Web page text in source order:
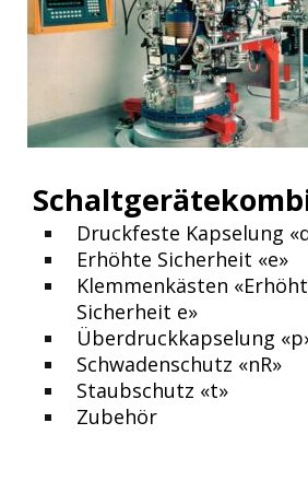
Druckfeste Kapselung
Erhöhte Sicherheit «e»
Klemmenkästen
Sicherheit e»
Überdruckkapselung
Schwadenschutz «nR»
Staubschutz «t»
Zubehör